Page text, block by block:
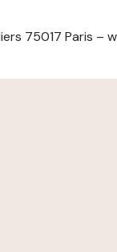
75017 Paris –